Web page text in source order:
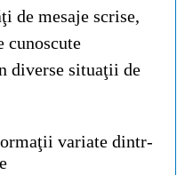
de mesaje scrise,
cunoscute
diverse situaţii de
variate dintr-